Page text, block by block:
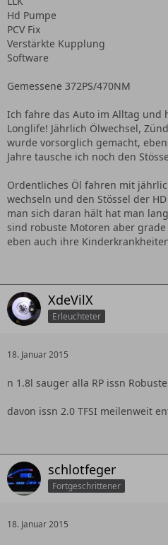
Hd Pumpe
PCV Fix
Verstärkte Kupplung
Software
Gemessene 372PS/470NM
Ich fahre das Auto im Alltag und
Longlife! Jährlich Ölwechsel,
wurde vorsorglich gemacht,
Jahre tausche ich noch den
Ordentliches Öl fahren mit
wechseln und den Stössel der
man sich daran hält hat man
sind robuste Motoren aber
eben auch ihre
XdeVilX
Erleuchteter
18. Januar 2015
n 1.8l sauger alla RP issn
davon issn 2.0 TFSI meilenweit
schlotfeger
Fortgeschrittener
18. Januar 2015